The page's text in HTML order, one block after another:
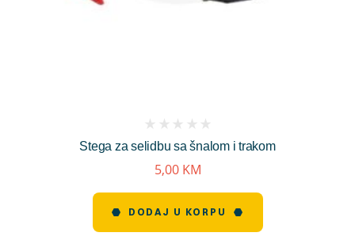
Stega za selidbu sa šnalom i trakom
reviews)
5,00 KM
DODAJ U KORPU